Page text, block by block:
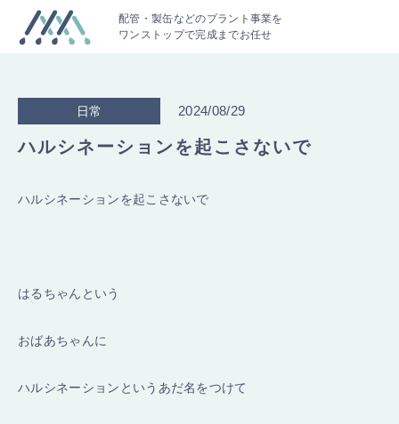
配管・製缶などのプラント事業を
ワンストップで完成までお任せ
日常 2024/08/29
ハルシネーションを起こさないで
ハルシネーションを起こさないで
はるちゃんという
おばあちゃんに
ハルシネーションというあだ名をつけて